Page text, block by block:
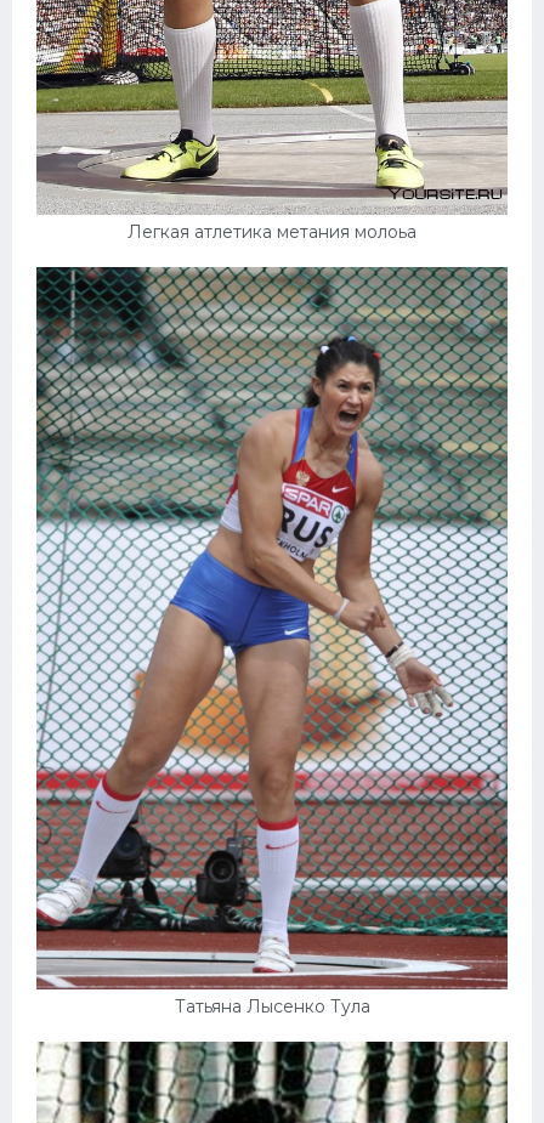
Легкая атлетика метания молоьа
Татьяна Лысенко Тула